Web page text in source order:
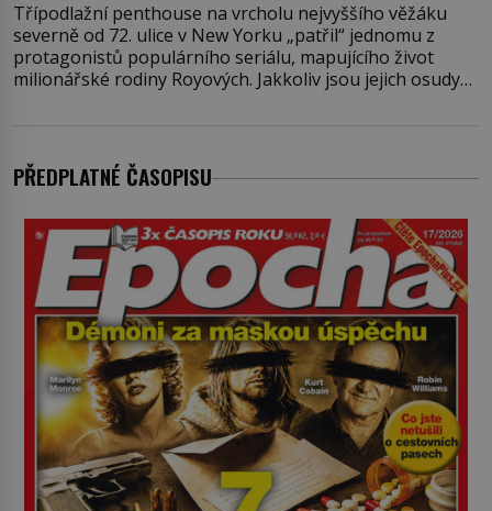
Třípodlažní penthouse na vrcholu nejvyššího věžáku
severně od 72. ulice v New Yorku „patřil“ jednomu z
protagonistů populárního seriálu, mapujícího život
milionářské rodiny Royových. Jakkoliv jsou jejich osudy
jenom jednou z nemovitostí
PŘEDPLATNÉ ČASOPISU